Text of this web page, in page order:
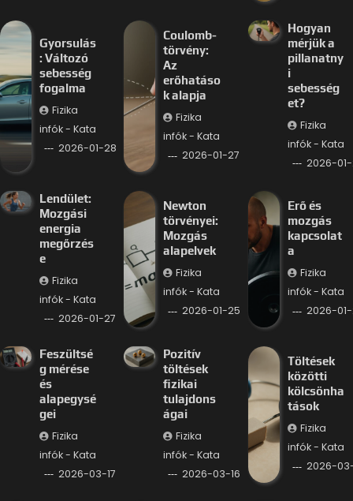
Gyorsulás
: Változó
sebesség
fogalma
Fizika
infók - Kata
2026-01-28
Coulomb-
törvény:
Az
erőhatáso
k alapja
Fizika
infók - Kata
2026-01-27
Hogyan
mérjük a
pillanatny
i
sebesség
et?
Fizika
infók - Kata
2026-
Lendület:
Mozgási
energia
megőrzés
e
Fizika
infók - Kata
2026-01-27
Newton
törvényei:
Mozgás
alapelvek
Fizika
infók - Kata
2026-01-25
Erő és
mozgás
kapcsolat
a
Fizika
infók - Kata
2026-
Feszültsé
g mérése
és
alapegysé
gei
Fizika
infók - Kata
2026-03-17
Pozitív
töltések
fizikai
tulajdons
ágai
Fizika
infók - Kata
2026-03-16
Töltések
közötti
kölcsönha
tások
Fizika
infók - Kata
2026-